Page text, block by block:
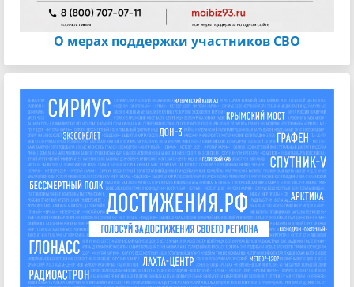
О мерах поддержки участников СВО